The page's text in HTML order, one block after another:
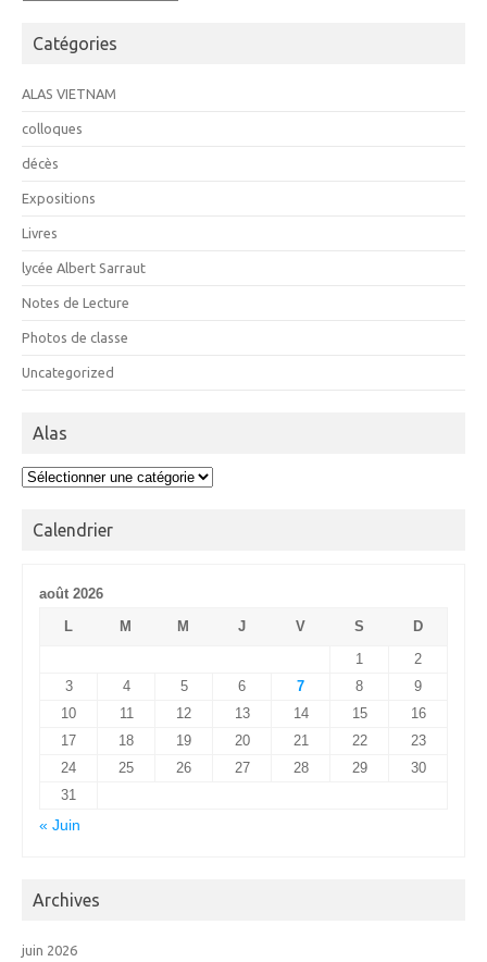
Catégories
ALAS VIETNAM
colloques
décès
Expositions
Livres
lycée Albert Sarraut
Notes de Lecture
Photos de classe
Uncategorized
Alas
Alas
Calendrier
août 2026
L
M M J V S
D
1
2
3
4 5 6 7 8
9
10
11 12 13 14 15
16
17
18 19 20 21 22
23
24
25 26 27 28 29
30
31
« Juin
Archives
juin 2026